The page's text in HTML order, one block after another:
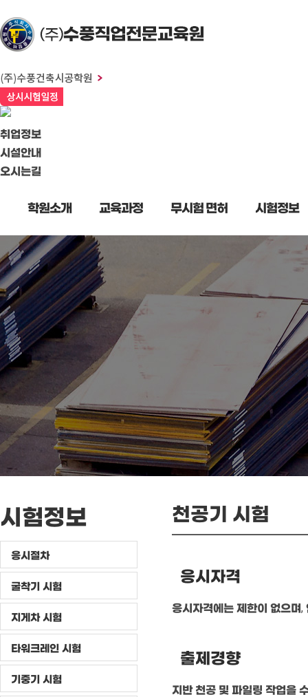
취업정보
시설안내
오시는길
학원소개 교육과정 무시험 면허 시험정보
시험정보
응시절차
굴착기 시험
지게차 시험
타워크레인 시험
기중기 시험
천공기 시험
응시자격
응시자격에는 제한이 없으며,
출제경향
지반 천공 및 파일링 작업을